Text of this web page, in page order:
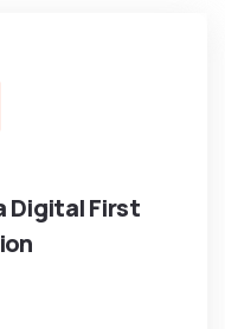
se utiliza con
Digital First